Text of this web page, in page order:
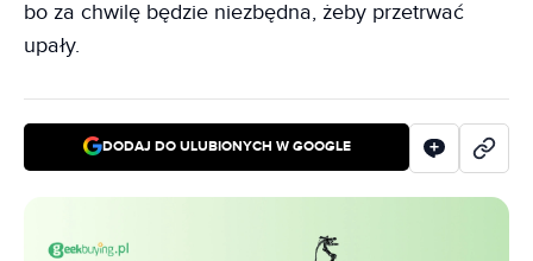
bo za chwilę będzie niezbędna, żeby przetrwać
upały.
DODAJ DO ULUBIONYCH W GOOGLE